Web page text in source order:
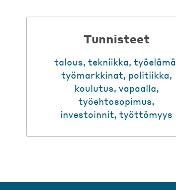
Tunnisteet
talous,tekniikka,työelämä
työmarkkinat, politiikka,
koulutus, vapaalla,
työehtosopimus,
investoinnit,työttömyys